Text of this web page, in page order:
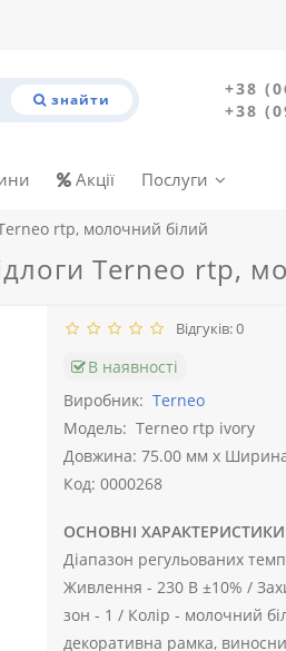
знайти
+38
+38
Акції Послуги
rtp, молочний білий
Terneo rtp,
Відгуків: 0
В наявності
Виробник: Terneo
Модель: Terneo rtp ivory
Довжина: 75.00 мм x
Код: 0000268
ОСНОВНІ
Діапазон регульованих
Живлення - 230 В ±10% /
зон - 1 / Колір - молочний
декоративна рамка,